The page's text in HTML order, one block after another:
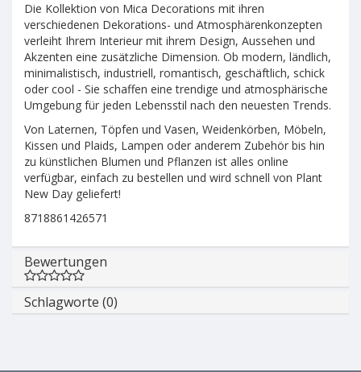
Die Kollektion von Mica Decorations mit ihren
verschiedenen Dekorations- und Atmosphärenkonzepten
verleiht Ihrem Interieur mit ihrem Design, Aussehen und
Akzenten eine zusätzliche Dimension. Ob modern, ländlich,
minimalistisch, industriell, romantisch, geschäftlich, schick
oder cool - Sie schaffen eine trendige und atmosphärische
Umgebung für jeden Lebensstil nach den neuesten Trends.
Von Laternen, Töpfen und Vasen, Weidenkörben, Möbeln,
Kissen und Plaids, Lampen oder anderem Zubehör bis hin
zu künstlichen Blumen und Pflanzen ist alles online
verfügbar, einfach zu bestellen und wird schnell von Plant
New Day geliefert!
8718861426571
Bewertungen
Schlagworte (0)